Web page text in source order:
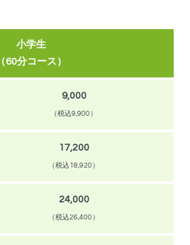
小学生
（60分コース）
9,000
（税込9,900）
17,200
（税込18,920）
24,000
（税込26,400）